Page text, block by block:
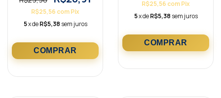
R$25,56 comPix
5x deR$5,38 sem juros
R$25,56 comPix
5x deR$5,38 sem juros